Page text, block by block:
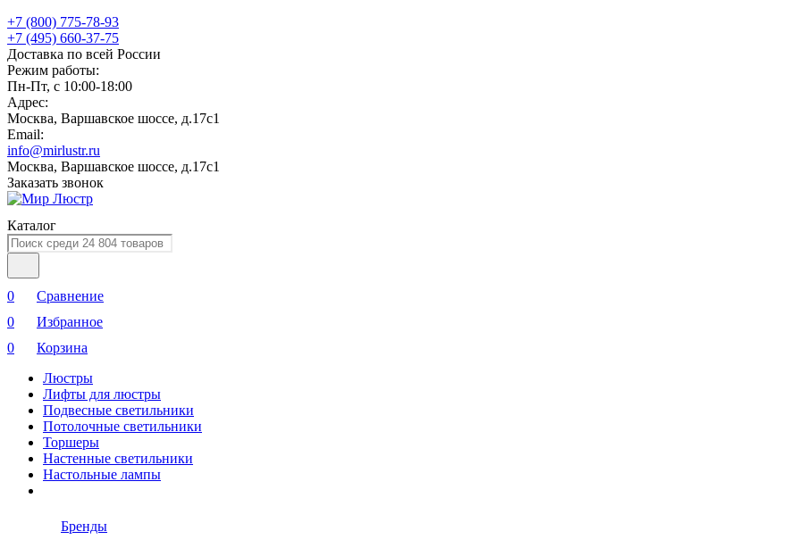
+7 (800) 775-78-93
+7 (495) 660-37-75
Доставка по всей России
Режим работы:
Пн-Пт, с 10:00-18:00
Адрес:
Москва, Варшавское шоссе, д.17c1
Email:
info@mirlustr.ru
Москва, Варшавское шоссе, д.17c1
Заказать звонок
Каталог
0
Сравнение
0
Избранное
0
Корзина
Люстры
Лифты для люстры
Подвесные светильники
Потолочные светильники
Торшеры
Настенные светильники
Настольные лампы
Бренды